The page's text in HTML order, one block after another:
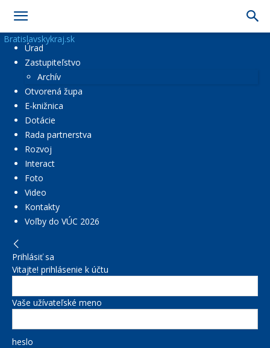
Bratislavskykraj.sk
Úrad
Zastupiteľstvo
Archív
Otvorená župa
E-knižnica
Dotácie
Rada partnerstva
Rozvoj
Interact
Foto
Video
Kontakty
Voľby do VÚC 2026
Prihlásiť sa
Vitajte! prihlásenie k účtu
Vaše užívateľské meno
heslo